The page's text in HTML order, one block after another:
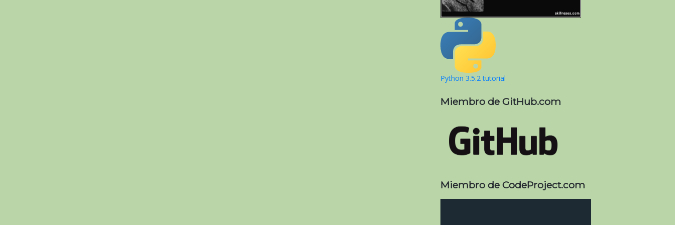
Python 3.5.2 tutorial
Miembro de GitHub.com
Miembro de CodeProject.com